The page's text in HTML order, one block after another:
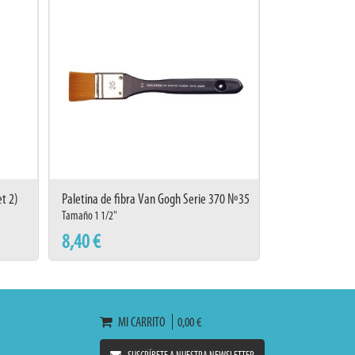
2) Paletina de fibra Van Gogh Serie 370 Nº35
Tamaño 1 1/2"
8,40 €
MI CARRITO 0,00 €